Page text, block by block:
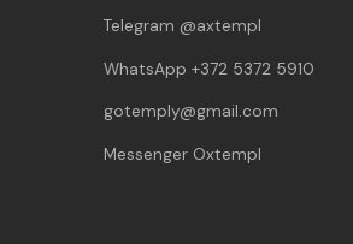
Telegram @axtempl
WhatsApp +372 5372 5910
gotemply@gmail.com
Messenger Oxtempl